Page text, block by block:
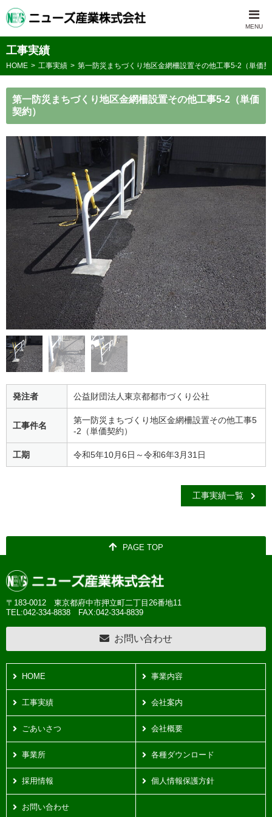
工事実績
HOME 工事実績 第一防災まちづくり地区金網柵設置その他工事5-2（単価
第一防災まちづくり地区金網柵設置その他工事5-2（単価
契約）
発注者 公益財団法人東京都都市づくり公社
工事件名
第一防災まちづくり地区金網柵設置その他工事5
-2（単価契約）
工期 令和5年10月6日～令和6年3月31日
工事実績一覧
PAGE TOP
〒183-0012 東京都府中市押立町二丁目26番地11
TEL:042-334-8838
FAX:042-334-8839
お問い合わせ
HOME 事業内容
工事実績 会社案内
ごあいさつ 会社概要
事業所 各種ダウンロード
採用情報 個人情報保護方針
お問い合わせ